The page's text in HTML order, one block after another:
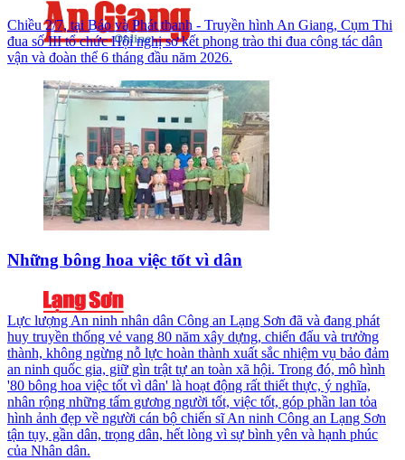
Chiều 2/7, tại Báo và Phát thanh - Truyền hình An Giang, Cụm Thi
đua số III tổ chức Hội nghị sơ kết phong trào thi đua công tác dân
vận và đoàn thể 6 tháng đầu năm 2026.
Những bông hoa việc tốt vì dân
Lực lượng An ninh nhân dân Công an Lạng Sơn đã và đang phát
huy truyền thống vẻ vang 80 năm xây dựng, chiến đấu và trưởng
thành, không ngừng nỗ lực hoàn thành xuất sắc nhiệm vụ bảo đảm
an ninh quốc gia, giữ gìn trật tự an toàn xã hội. Trong đó, mô hình
'80 bông hoa việc tốt vì dân' là hoạt động rất thiết thực, ý nghĩa,
nhân rộng những tấm gương người tốt, việc tốt, góp phần lan tỏa
hình ảnh đẹp về người cán bộ chiến sĩ An ninh Công an Lạng Sơn
tận tụy, gần dân, trọng dân, hết lòng vì sự bình yên và hạnh phúc
của Nhân dân.